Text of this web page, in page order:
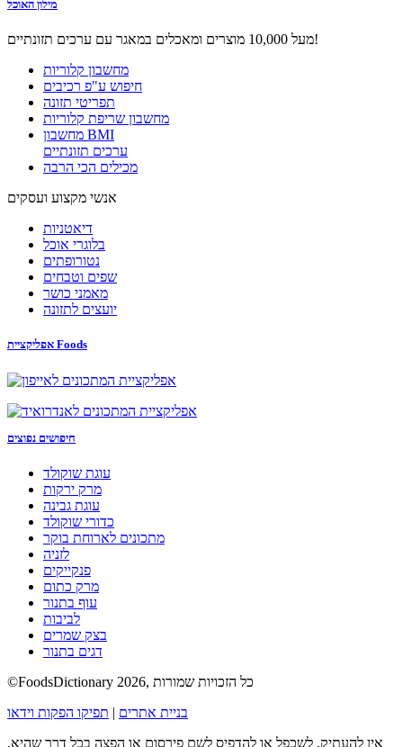
מילון האוכל
מעל 10,000 מוצרים ומאכלים במאגר עם ערכים תזונתיים!
מחשבון קלוריות
חיפוש ע"פ רכיבים
תפריטי תזונה
מחשבון שריפת קלוריות
מחשבון BMI
ערכים תזונתיים
מכילים הכי הרבה
אנשי מקצוע ועסקים
דיאטניות
בלוגרי אוכל
נטורופתים
שפים וטבחים
מאמני כושר
יועצים לתזונה
אפליקציית Foods
חיפושים נפוצים
עוגת שוקולד
מרק ירקות
עוגת גבינה
כדורי שוקולד
מתכונים לארוחת בוקר
לזניה
פנקייקים
מרק כתום
עוף בתנור
לביבות
בצק שמרים
דגים בתנור
©FoodsDictionary 2026, כל הזכויות שמורות
בניית אתרים | תפיקו הפקות וידאו
אין להעתיק, לשכפל או להדפיס לשם פירסום או הפצה בכל דרך שהיא,